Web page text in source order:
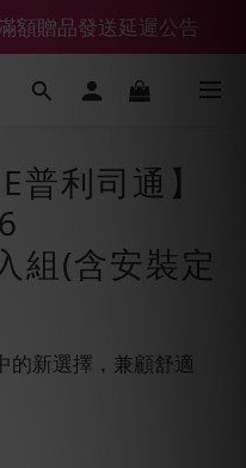
定】優惠搭車金
額贈品發送延遲公告
定】優惠搭車金
普利司通】
組(含安裝定
的新選擇，兼顧舒適